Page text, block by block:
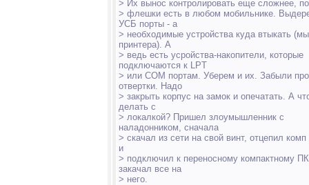
> Их вынос контролировать еще сложнее,
> флешки есть в любом мобильнике.
УСБ порты - а
> необходимые устройства куда втыкать
принтера). А
> ведь есть усройства-накопители, которые
подключаются к LPT
> или COM портам. Уберем и их. Забыли про
отвертки. Надо
> закрыть корпус на замок и опечатать. А
делать с
> локалкой? Пришел злоумышленник с
наладонником, сначала
> скачал из сети на свой винт, отцепил комп
и
> подключил к переносному компактному
закачал все на
> него.